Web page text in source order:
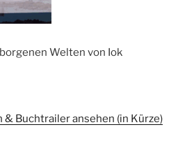
Welten von Iok
Buchtrailer ansehen (in Kürze)